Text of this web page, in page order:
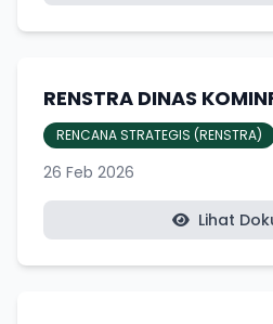
RENSTRA DINAS
RENCANA STRATEGIS (RENSTRA)
26 Feb 2026
Lihat